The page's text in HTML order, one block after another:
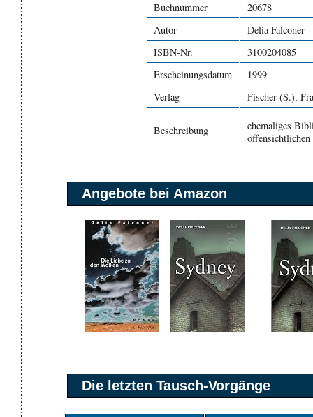
Buchnummer
20678
Autor
Delia Falconer
ISBN-Nr.
3100204085
Erscheinungsdatum
1999
Verlag
Fischer (S.),
Beschreibung
ehemaliges
Angebote bei Amazon
Die letzten Tausch-Vorgänge